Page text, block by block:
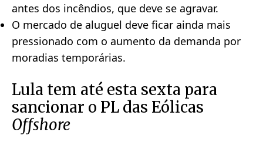
antes dos incêndios, que deve se agravar.
O mercado de aluguel deve ficar ainda mais
pressionado com o aumento da demanda por
moradias temporárias.
Lula tem até esta sexta para
sancionar o PL das Eólicas
Offshore